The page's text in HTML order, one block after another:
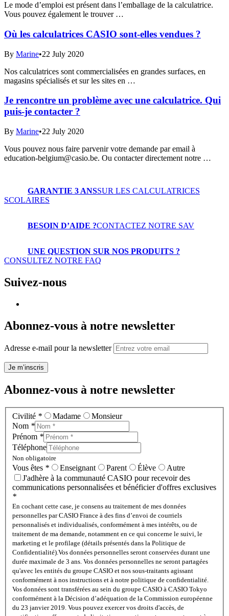
Le mode d’emploi est présent dans l’emballage de la calculatrice.
Vous pouvez également le trouver …
Où les calculatrices CASIO sont-elles vendues ?
By Marine•22 July 2020
Nos calculatrices sont commercialisées en grandes surfaces, en
magasins spécialisés et sur les sites en …
Je rencontre un problème avec une calculatrice. Qui
puis-je contacter ?
By Marine•22 July 2020
Vous pouvez nous faire parvenir votre demande par email à
education-belgium@casio.be. Ou contacter directement notre …
GARANTIE 3 ANSSUR LES CALCULATRICES
SCOLAIRES
BESOIN D’AIDE ?CONTACTEZ NOTRE SAV
UNE QUESTION SUR NOS PRODUITS ?
CONSULTEZ NOTRE FAQ
Suivez-nous
Abonnez-vous à notre newsletter
Adresse e-mail pour la newsletter
Je m’inscris
Abonnez-vous à notre newsletter
Civilité * Madame
Monsieur
Nom *
Prénom *
Téléphone
Non obligatoire
Vous êtes * Enseignant Parent Élève
Autre
J'adhère à la communauté CASIO pour recevoir des
communications personnalisées et bénéficier d'offres exclusives
*
En cochant cette case, je consens au traitement de mes données
personnelles par CASIO France à des fins d’envoi de courriels
personnalisés et individualisés, conformément à mes intérêts, ou de
traitement de ma demande, notamment en ce qui concerne le suivi, le
marketing et le profilage (détails présentés dans la Politique de
Confidentialité).Vos données personnelles seront conservées durant une
durée maximale de 3 ans. Vos données personnelles ne seront partagées
qu'avec les entités du groupe CASIO et nos sous-traitants agissant
conformément à nos instructions et à notre politique de confidentialité.
Vos données sont transférées au sein du groupe CASIO à CASIO Tokyo
conformément à la Décision d’adéquation de la Commission européenne
du 23 janvier 2019. Vous pouvez exercer vos droits d'accès, de